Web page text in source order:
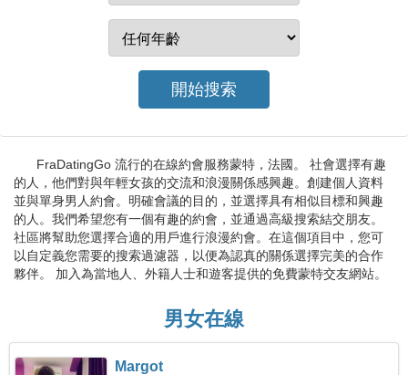
FraDatingGo 流行的在線約會服務蒙特，法國。 社會選擇有趣
的人，他們對與年輕女孩的交流和浪漫關係感興趣。創建個人資料
並與單身男人約會。明確會議的目的，並選擇具有相似目標和興趣
的人。我們希望您有一個有趣的約會，並通過高級搜索結交朋友。
社區將幫助您選擇合適的用戶進行浪漫約會。在這個項目中，您可
以自定義您需要的搜索過濾器，以便為認真的關係選擇完美的合作
夥伴。 加入為當地人、外籍人士和遊客提供的免費蒙特交友網站。
男女在線
Margot